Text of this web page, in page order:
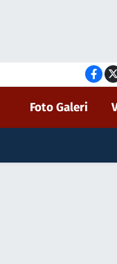
Foto Galeri